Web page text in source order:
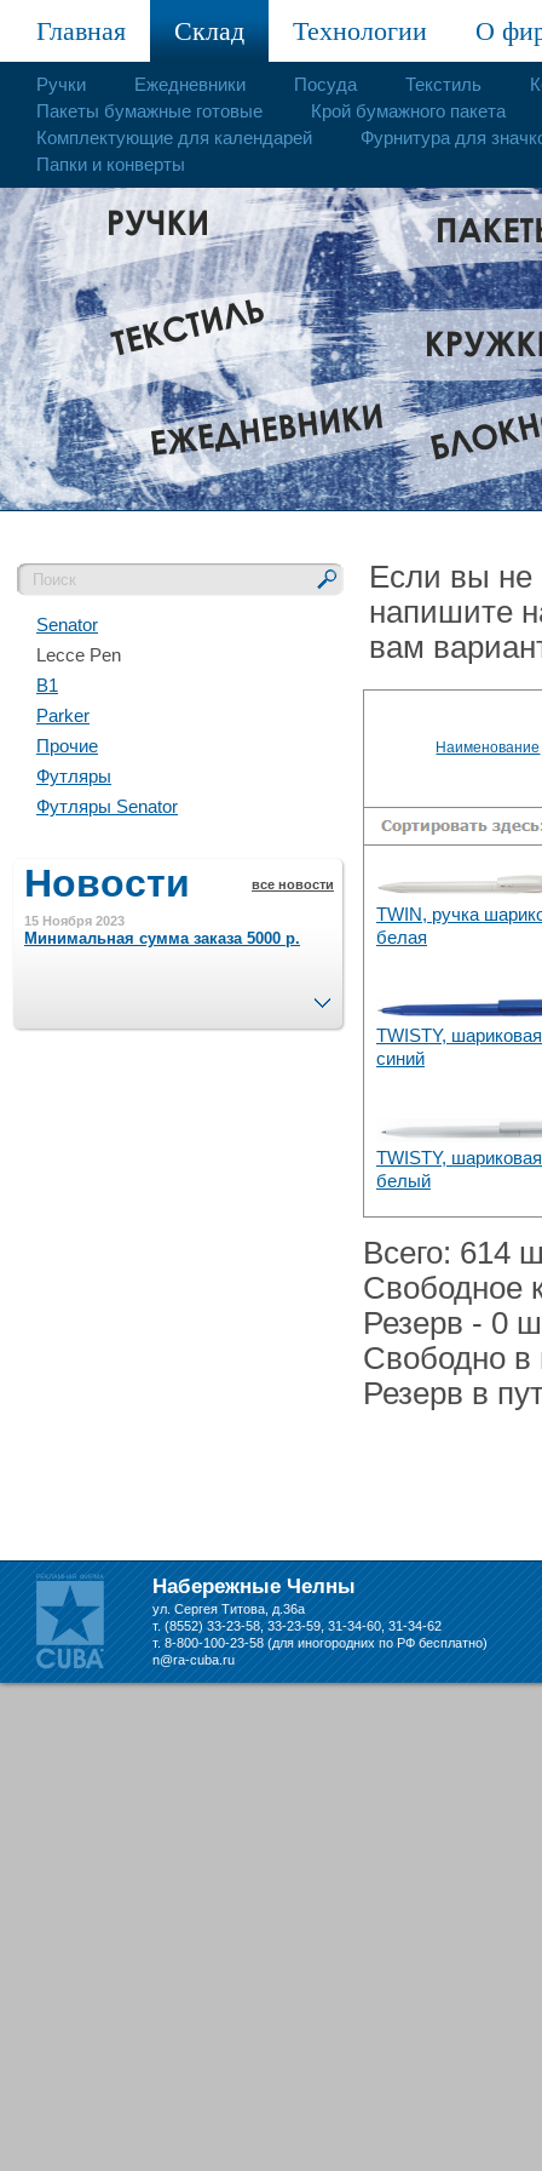
Главная Склад Технологии О
Ручки Ежедневники Посуда Текстиль
Пакеты бумажные готовые
Крой бумажного пакета
Комплектующие для календарей
Фурнитура для
Папки и конверты
Senator
Lecce Pen
B1
Parker
Прочие
Футляры
Футляры Senator
Новости все новости
15 Ноября 2023
Минимальная сумма заказа 5000 р.
Шляпные коробочки производим
Если вы не
напишите
вам
Наименование
TWIN, ручка
белая
TWISTY,
cиний
TWISTY,
белый
Всего: 614
Свободное
Резерв - 0
Свободно в
Резерв в
Набережные Челны
ул. Сергея Титова, д.36а
т. (8552) 33-23-58, 33-23-59, 31-34-60, 31-34-62
т. 8-800-100-23-58 (для иногородних по РФ бесплатно)
n@ra-cuba.ru